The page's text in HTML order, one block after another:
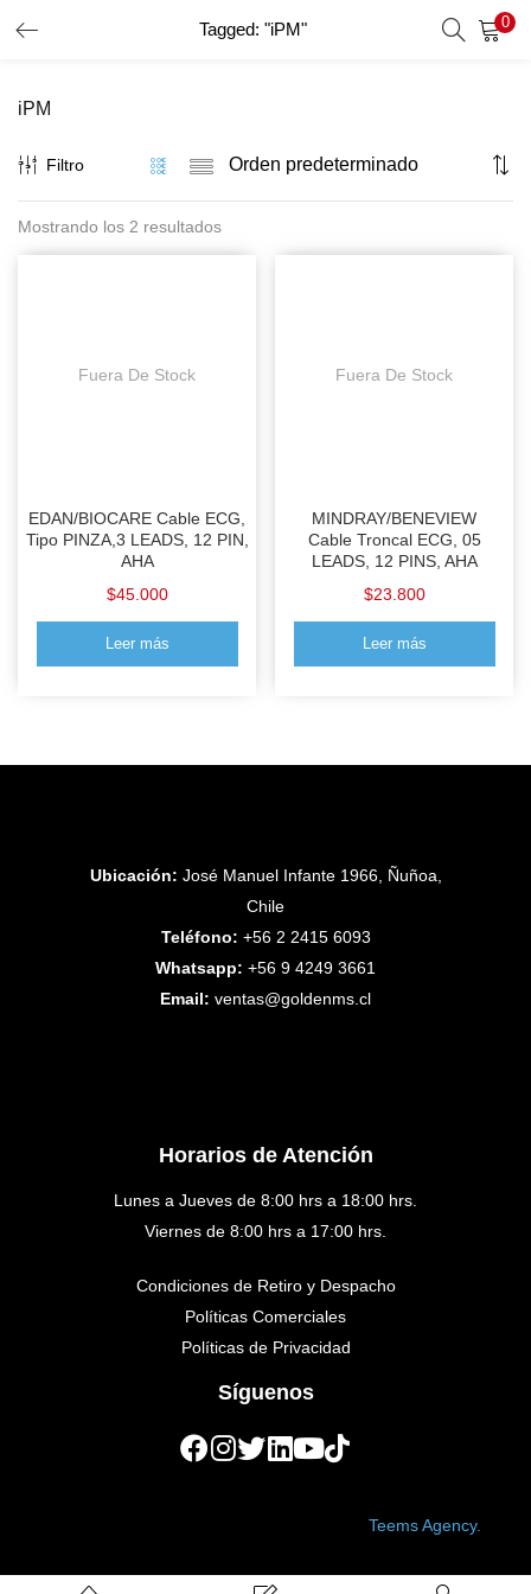
Tagged: "iPM" 0
INICIO DE SESIÓN
Introduzca su nombre de usuario y contraseña para iniciar
Recordar Datos
Recuperar Contraseña
iPM
Filtro
Mostrando los 2 resultados
Fuera De Stock
EDAN/BIOCARE Cable ECG,
Tipo PINZA,3 LEADS, 12 PIN,
AHA
$45.000
Leer más
Fuera De Stock
MINDRAY/BENEVIEW
Cable Troncal ECG, 05
LEADS, 12 PINS, AHA
$23.800
Leer más
Ubicación: José Manuel Infante 1966, Ñuñoa,
Chile
Teléfono: +56 2 2415 6093
Whatsapp: +56 9 4249 3661
Email: ventas@goldenms.cl
Horarios de Atención
Lunes a Jueves de 8:00 hrs a 18:00 hrs.
Viernes de 8:00 hrs a 17:00 hrs.
Condiciones de Retiro y Despacho
Políticas Comerciales
Políticas de Privacidad
Síguenos
Teems Agency.